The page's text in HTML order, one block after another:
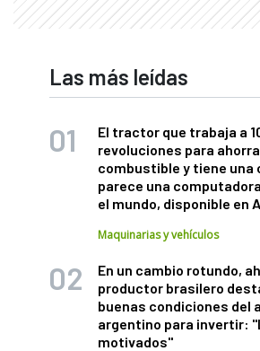
Las más leídas
El tractor que trabaja a
revoluciones para
combustible y tiene una
parece una
el mundo, disponible en
Maquinarias y vehículos
En un cambio rotundo,
productor brasilero
buenas condiciones del
argentino para invertir:
motivados"